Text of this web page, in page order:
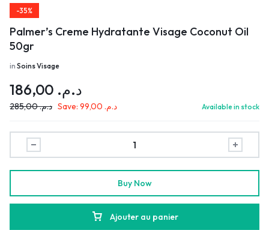
-35%
Palmer’s Creme Hydratante Visage Coconut Oil
50gr
in Soins Visage
د.م.
د.م.285,00 Save: د.م. Available in stock
Ajouter au panier
Buy Now